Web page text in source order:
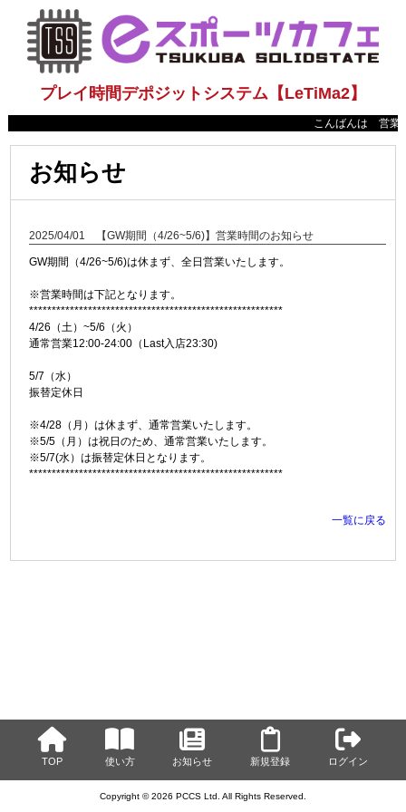
プレイ時間デポジットシステム【LeTiMa2】
こんばんは 営業
お知らせ
2025/04/01 【GW期間（4/26~5/6)】営業時間のお知らせ
GW期間（4/26~5/6)は休まず、全日営業いたします。
※営業時間は下記となります。
********************************************************
4/26（土）~5/6（火）
通常営業12:00-24:00（Last入店23:30)
5/7（水）
振替定休日
※4/28（月）は休まず、通常営業いたします。
※5/5（月）は祝日のため、通常営業いたします。
※5/7(水）は振替定休日となります。
********************************************************
一覧に戻る
TOP 使い方 お知らせ 新規登録 ログイン
Copyright © 2026 PCCS Ltd. All Rights Reserved.